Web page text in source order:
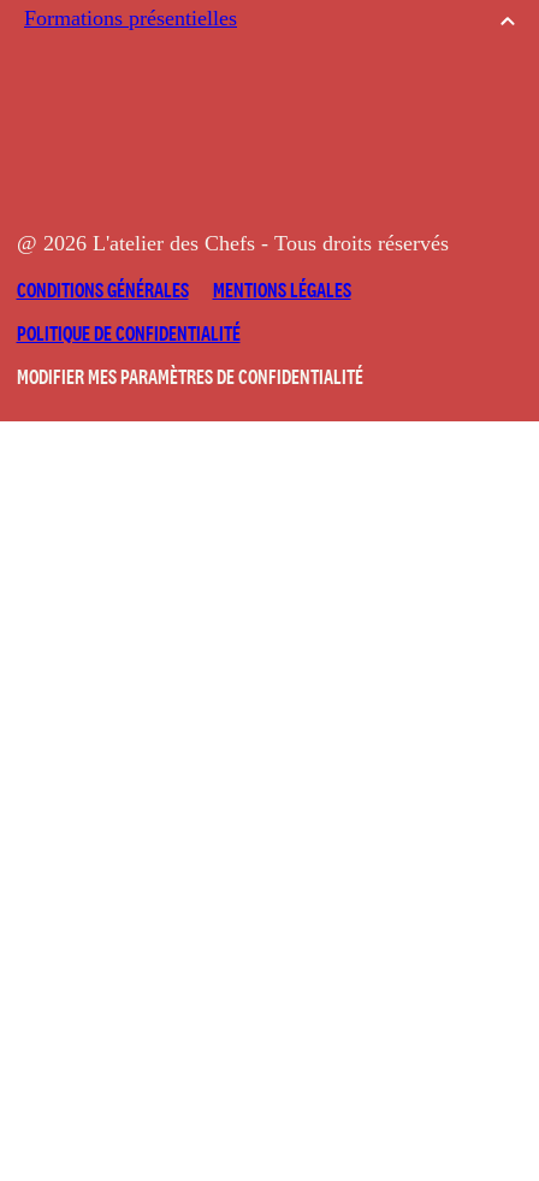
Formations présentielles
@ 2026 L'atelier des Chefs - Tous droits réservés
CONDITIONS GÉNÉRALES
MENTIONS LÉGALES
POLITIQUE DE CONFIDENTIALITÉ
MODIFIER MES PARAMÈTRES DE CONFIDENTIALITÉ